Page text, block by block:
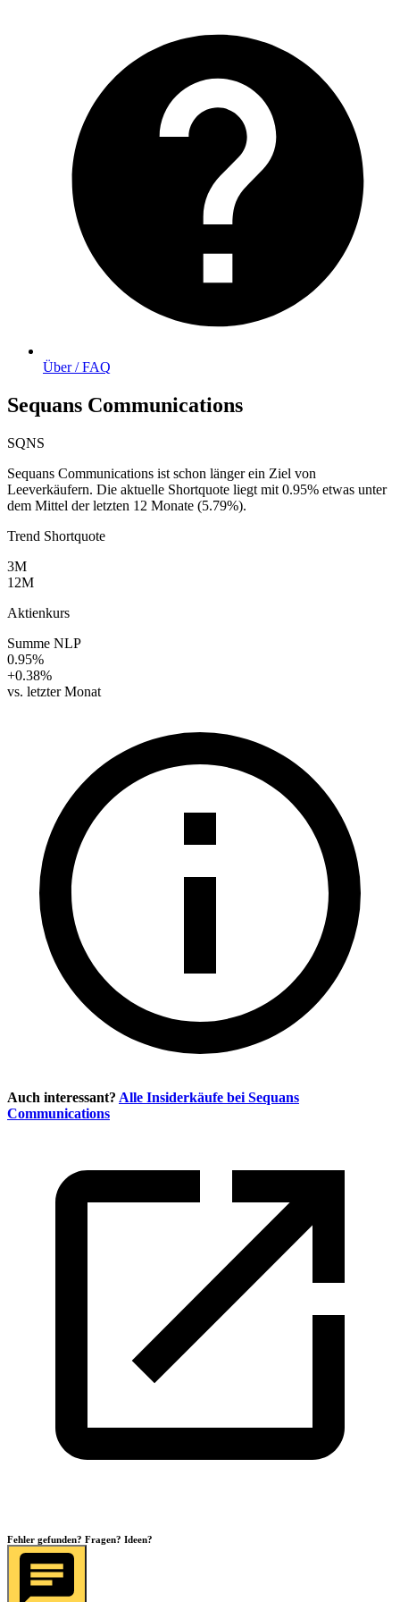
Über / FAQ
Sequans Communications
SQNS
Sequans Communications ist schon länger ein Ziel von
Leeverkäufern. Die aktuelle Shortquote liegt mit 0.95% etwas unter
dem Mittel der letzten 12 Monate (5.79%).
Trend Shortquote
3M
12M
Aktienkurs
Summe NLP
0.95%
+0.38%
vs. letzter Monat
Auch interessant? Alle Insiderkäufe bei Sequans
Communications
Fehler gefunden? Fragen? Ideen?